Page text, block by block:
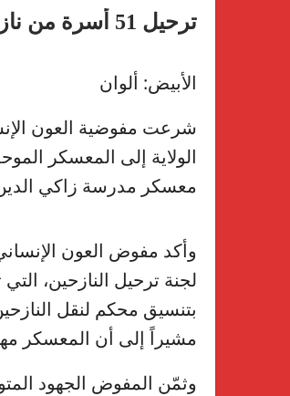
ترحيل 51 أسرة من نازحي غرب كردفان إلى المعسكر الموحد بالأبيض
الأبيض: ألوان
شرعت مفوضية العون
معسكر مدرسة زاكي الدين
وأكد مفوض العون
لجنة ترحيل النازحين،
بتنسيق محكم لنقل
مشيراً إلى أن المعسكر
وثمّن المفوض الجهود